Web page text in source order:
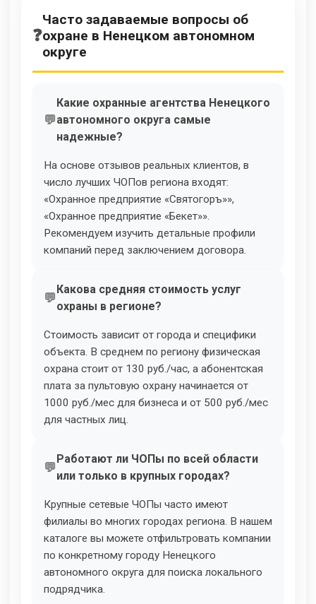
Часто задаваемые вопросы об
охране в Ненецком автономном
округе
Какие охранные агентства Ненецкого
автономного округа самые
надежные?
На основе отзывов реальных клиентов, в
число лучших ЧОПов региона входят:
«Охранное предприятие «Святогоръ»»,
«Охранное предприятие «Бекет»».
Рекомендуем изучить детальные профили
компаний перед заключением договора.
Какова средняя стоимость услуг
охраны в регионе?
Стоимость зависит от города и специфики
объекта. В среднем по региону физическая
охрана стоит от 130 руб./час, а абонентская
плата за пультовую охрану начинается от
1000 руб./мес для бизнеса и от 500 руб./мес
для частных лиц.
Работают ли ЧОПы по всей области
или только в крупных городах?
Крупные сетевые ЧОПы часто имеют
филиалы во многих городах региона. В нашем
каталоге вы можете отфильтровать компании
по конкретному городу Ненецкого
автономного округа для поиска локального
подрядчика.